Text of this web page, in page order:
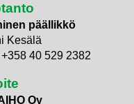
päällikkö
Kesälä
40 529 2382
Oy